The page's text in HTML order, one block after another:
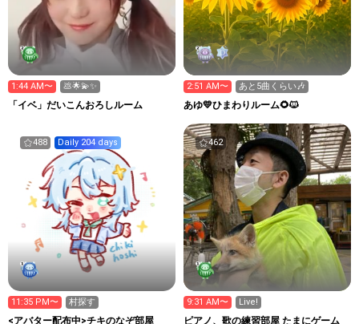
1:44 AM〜 💩🌟💫✨️
「イベ」だいこんおろしルーム
2:51 AM〜 あと5曲くらい🎶
あゆ💛ひまわりルーム🌻🐱
488 Daily 204 days
11:35 PM〜 村探す
<アバター配布中>チキのなぞ部屋
462
9:31 AM〜 Live!
ピアノ、歌の練習部屋 たまにゲーム